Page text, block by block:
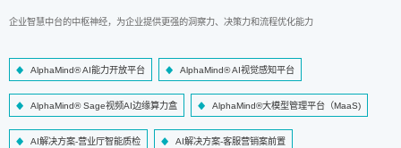
企业智慧中台的中枢神经，为企业提供更强的洞察力、决策力和流程优化能力
AlphaMind® AI能力开放平台 AlphaMind® AI视觉感知平台
AlphaMind® Sage视频AI边缘算力盒 AlphaMind®大模型管理平台（MaaS)
AI解决方案-营业厅智能质检 AI解决方案-客服营销案前置